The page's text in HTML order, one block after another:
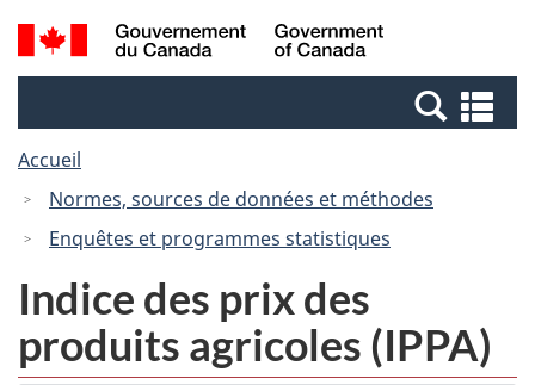
Passer
au
Passer
à
Canada
Recherche
et
et
Accueil
Normes, sources de données et méthodes
Enquêtes et programmes statistiques
Indice des prix des
produits agricoles (IPPA)